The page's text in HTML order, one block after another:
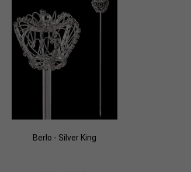
Berło - Silver King